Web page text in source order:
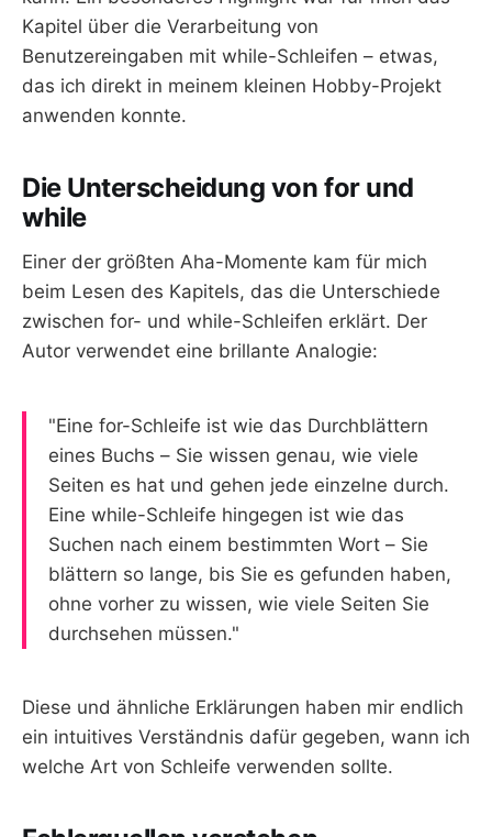
Kapitel über die Verarbeitung von
Benutzereingaben mit while-Schleifen – etwas,
das ich direkt in meinem kleinen Hobby-Projekt
anwenden konnte.
Die Unterscheidung von for und
while
Einer der größten Aha-Momente kam für mich
beim Lesen des Kapitels, das die Unterschiede
zwischen for- und while-Schleifen erklärt. Der
Autor verwendet eine brillante Analogie:
"Eine for-Schleife ist wie das Durchblättern
eines Buchs – Sie wissen genau, wie viele
Seiten es hat und gehen jede einzelne durch.
Eine while-Schleife hingegen ist wie das
Suchen nach einem bestimmten Wort – Sie
blättern so lange, bis Sie es gefunden haben,
ohne vorher zu wissen, wie viele Seiten Sie
durchsehen müssen."
Diese und ähnliche Erklärungen haben mir endlich
ein intuitives Verständnis dafür gegeben, wann ich
welche Art von Schleife verwenden sollte.